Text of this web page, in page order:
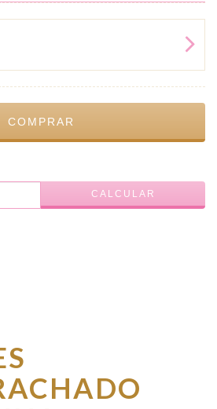
CALCULAR